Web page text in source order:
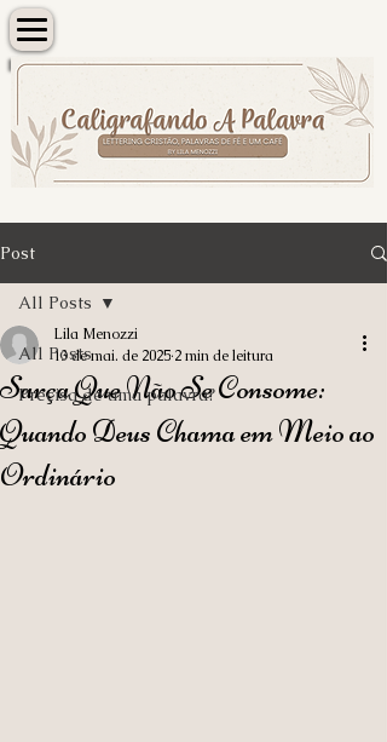
Post
All Posts
Precisa de uma palavra?
All Posts
Sarça Que Não Se Consome:
Quando Deus Chama em Meio ao
Ordinário
Lila Menozzi
13 de mai. de 2025 2 min de leitura